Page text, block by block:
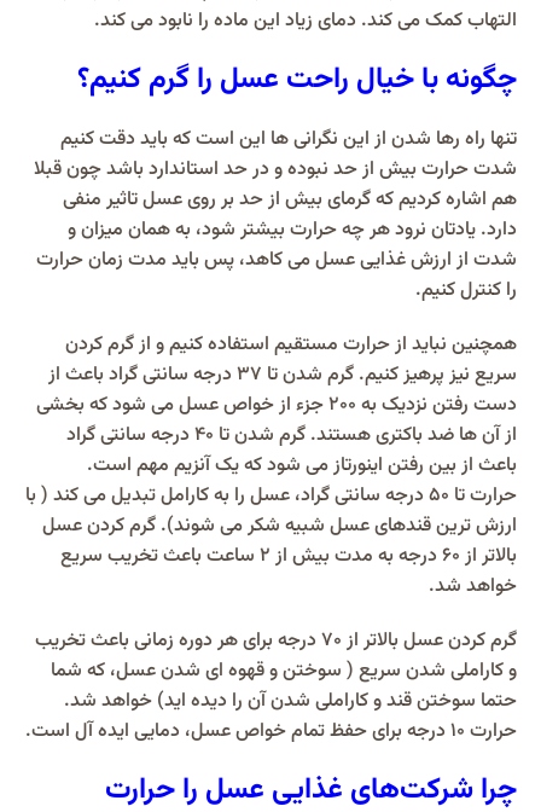
التهاب کمک می کند. دمای زیاد این ماده را نابود می کند.
چگونه با خیال راحت عسل را گرم کنیم؟
تنها راه رها شدن از این نگرانی ها این است که باید دقت کنیم
شدت حرارت بیش از حد نبوده و در حد استاندارد باشد چون قبلا
هم اشاره کردیم که گرمای بیش از حد بر روی عسل تاثیر منفی
دارد. یادتان نرود هر چه حرارت بیشتر شود، به همان میزان و
شدت از ارزش غذایی عسل می کاهد، پس باید مدت زمان حرارت
را کنترل کنیم.
همچنین نباید از حرارت مستقیم استفاده کنیم و از گرم کردن
سریع نیز پرهیز کنیم. گرم شدن تا ۳۷ درجه سانتی گراد باعث از
دست رفتن نزدیک به ۲۰۰ جزء از خواص عسل می شود که بخشی
از آن ها ضد باکتری هستند. گرم شدن تا ۴۰ درجه سانتی گراد
باعث از بین رفتن اینورتاز می شود که یک آنزیم مهم است.
حرارت تا 50 درجه سانتی گراد، عسل را به کارامل تبدیل می کند ( با
ارزش ترین قندهای عسل شبیه شکر می شوند). گرم کردن عسل
بالاتر از 60 درجه به مدت بیش از 2 ساعت باعث تخریب سریع
خواهد شد.
گرم کردن عسل بالاتر از 70 درجه برای هر دوره زمانی باعث تخریب
و کاراملی شدن سریع ( سوختن و قهوه ای شدن عسل، که شما
حتما سوختن قند و کاراملی شدن آن را دیده اید) خواهد شد.
حرارت ۱۰ درجه برای حفظ تمام خواص عسل، دمایی ایده آل است.
چرا شرکت‌های غذایی عسل را حرارت